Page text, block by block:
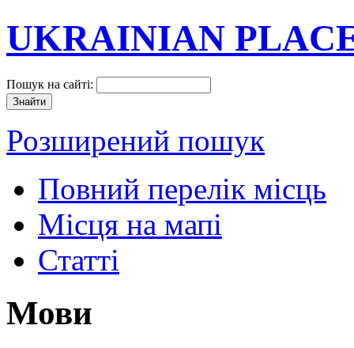
UKRAINIAN
Пошук на сайті:
Розширений пошук
Повний перелік місць
Місця на мапі
Статті
Мови